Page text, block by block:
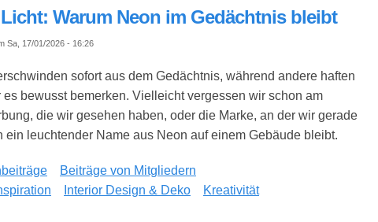
Warum Neon im Gedächtnis bleibt
Sa, 17/01/2026 - 16:26
sofort aus dem Gedächtnis, während andere haften
bewusst bemerken. Vielleicht vergessen wir schon am
die wir gesehen haben, oder die Marke, an der wir gerade
ein leuchtender Name aus Neon auf einem Gebäude bleibt.
Beiträge von Mitgliedern
Interior Design & Deko
Kreativität